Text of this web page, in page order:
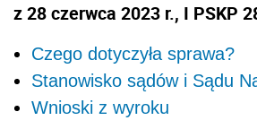
z 28 czerwca 2023 r., I PSKP
Czego dotyczyła sprawa?
Stanowisko sądów i Sądu
Wnioski z wyroku